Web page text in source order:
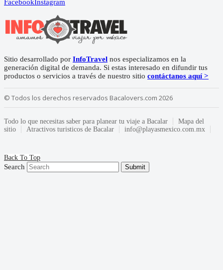
FacebookInstagram
Sitio desarrollado por InfoTravel nos especializamos en la
generación digital de demanda. Si estas interesado en difundir tus
productos o servicios a través de nuestro sitio contáctanos aquí >
© Todos los derechos reservados Bacalovers.com 2026
Todo lo que necesitas saber para planear tu viaje a Bacalar
Mapa del
sitio
Atractivos turisticos de Bacalar info@playasmexico.com.mx
Back To Top
Search Submit